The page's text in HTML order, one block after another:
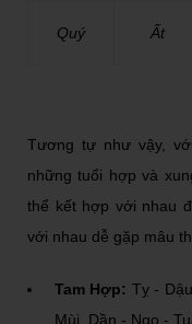
Quý Ất
Tương tự như vậy,
những tuổi hợp và
thể kết hợp với nhau
với nhau dễ gặp mâu
Tam Hợp: Tỵ -
Mùi, Dần - Ngọ -